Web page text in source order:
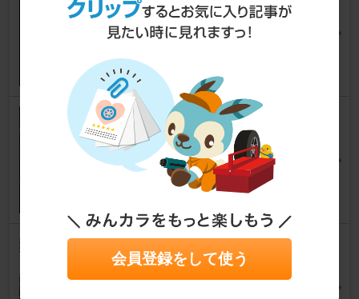
マー
カローラルミオン
GIGA LEDライセンスランプ2
Aタイプ
カローラルミオン
マッケさん
CEP / コムエンタープライズ ト
ヨタ用車速ロックキット Ver2.1
会員登録をして使う